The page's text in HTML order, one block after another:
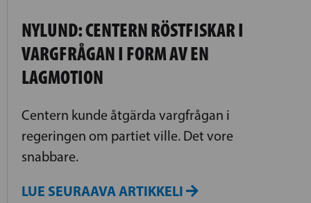
NYLUND: CENTERN RÖSTFISKAR I
VARGFRÅGAN I FORM AV EN
LAGMOTION
Centern kunde åtgärda vargfrågan i
regeringen om partiet ville. Det vore
snabbare.
LUE SEURAAVA ARTIKKELI